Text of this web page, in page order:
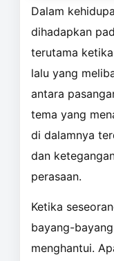
Dalam
dihadapkan
terutama
lalu yang
antara
tema yang
di dalamnya
dan
perasaan.
Ketika
bayang-
menghantui.